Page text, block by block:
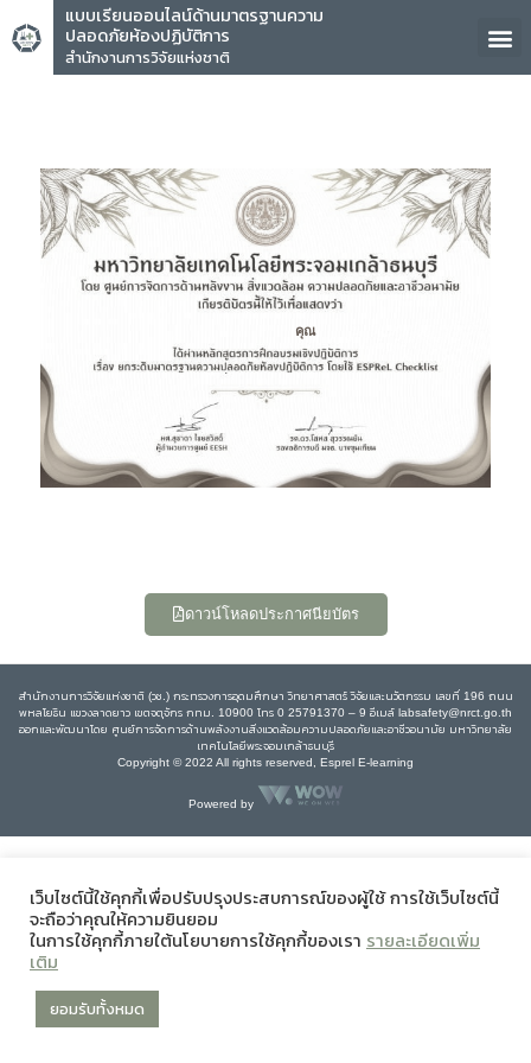
แบบเรียนออนไลน์ด้านมาตรฐานความ
ปลอดภัยห้องปฏิบัติการ
สำนักงานการวิจัยแห่งชาติ
คุณ
ดาวน์โหลดประกาศนียบัตร
สำนักงานการวิจัยแห่งชาติ (วช.) กระทรวงการอุดมศึกษา วิทยาศาสตร์ วิจัยและนวัตกรรม เลขที่ 196 ถนน
พหลโยธิน แขวงลาดยาว เขตจตุจักร กทม. 10900 โทร 0 25791370 – 9 อีเมล์ labsafety@nrct.go.th
ออกและพัฒนาโดย ศูนย์การจัดการด้านพลังงานสิ่งแวดล้อมความปลอดภัยและอาชีวอนามัย มหาวิทยาลัย
เทคโนโลยีพระจอมเกล้าธนบุรี
Copyright © 2022 All rights reserved, Esprel E-learning
Powered by
เว็บไซต์นี้ใช้คุกกี้เพื่อปรับปรุงประสบการณ์ของผู้ใช้ การใช้เว็บไซต์นี้
จะถือว่าคุณให้ความยินยอม
ในการใช้คุกกี้ภายใต้นโยบายการใช้คุกกี้ของเรา รายละเอียดเพิ่ม
เติม
ยอมรับทั้งหมด